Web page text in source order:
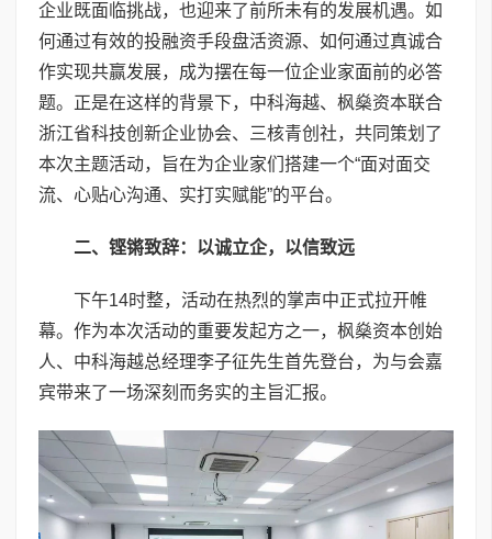
企业既面临挑战，也迎来了前所未有的发展机遇。如
何通过有效的投融资手段盘活资源、如何通过真诚合
作实现共赢发展，成为摆在每一位企业家面前的必答
题。正是在这样的背景下，中科海越、枫燊资本联合
浙江省科技创新企业协会、三核青创社，共同策划了
本次主题活动，旨在为企业家们搭建一个“面对面交
流、心贴心沟通、实打实赋能”的平台。
二、铿锵致辞：以诚立企，以信致远
下午14时整，活动在热烈的掌声中正式拉开帷
幕。作为本次活动的重要发起方之一，枫燊资本创始
人、中科海越总经理李子征先生首先登台，为与会嘉
宾带来了一场深刻而务实的主旨汇报。